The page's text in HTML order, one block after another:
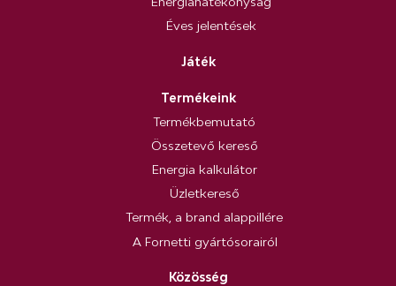
Éves jelentések
Játék
Termékeink
Termékbemutató
Összetevő kereső
Energia kalkulátor
Üzletkereső
Termék, a brand alappillére
A Fornetti gyártósorairól
Közösség